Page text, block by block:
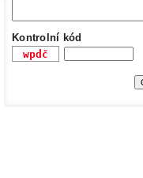
Kontrolní kód